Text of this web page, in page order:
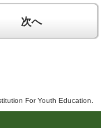
他の利用団体の迷惑
次へ
For Youth Education.